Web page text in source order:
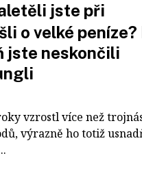
jste při
o velké peníze?
jste neskončili
vzrostl více než
výrazně ho totiž